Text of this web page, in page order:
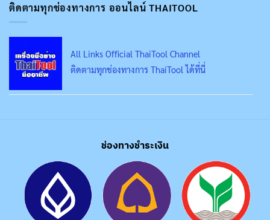
ติดตามทุกช่องทางการ ออนไลน์ THAITOOL
All Links Official ThaiTool Channel
ติดตามทุกช่องทางการ ThaiTool ได้ที่นี่
ช่องทางชำระเงิน